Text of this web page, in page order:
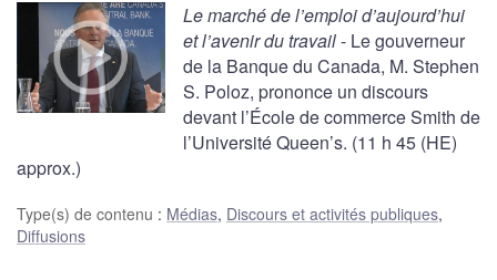
Le marché de l’emploi d’aujourd’hui
et l’avenir du travail- Le gouverneur
de la Banque du Canada, M. Stephen
S. Poloz, prononce un discours
devant l’École de commerce Smith de
l’Université Queen’s. (11 h 45 (HE)
approx.)
Type(s) de contenu : Médias, Discours et activités publiques,
Diffusions